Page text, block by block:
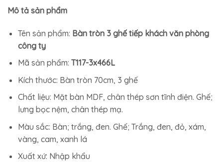
Mô tả sản phẩm
Tên sản phẩm: Bàn tròn 3 ghế tiếp khách văn phòng
công ty
Mã sản phẩm: T117-3x466L
Kích thước: Bàn tròn 70cm, 3 ghế
Chất liệu: Mặt bàn MDF, chân thép sơn tĩnh điện. Ghế;
lưng bọc nệm, chân thép mạ.
Màu sắc: Bàn; trắng, đen. Ghế; Trắng, đen, đỏ, xám,
vàng, cam, xanh lá
Xuất xứ: Nhập khẩu